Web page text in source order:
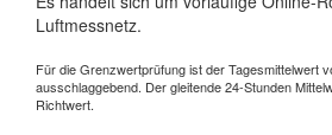
Luftmessnetz.
Für die Grenzwertprüfung ist der Tagesmittelwert
ausschlaggebend. Der gleitende 24-Stunden
Richtwert.